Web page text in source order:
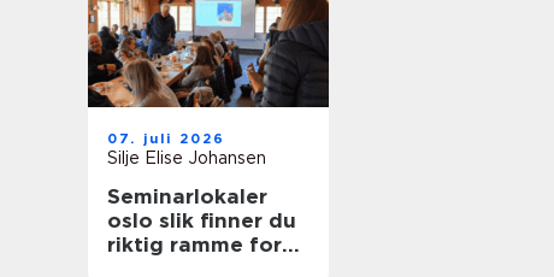
07. juli 2026
Silje Elise Johansen
Seminarlokaler
oslo slik finner du
riktig ramme for